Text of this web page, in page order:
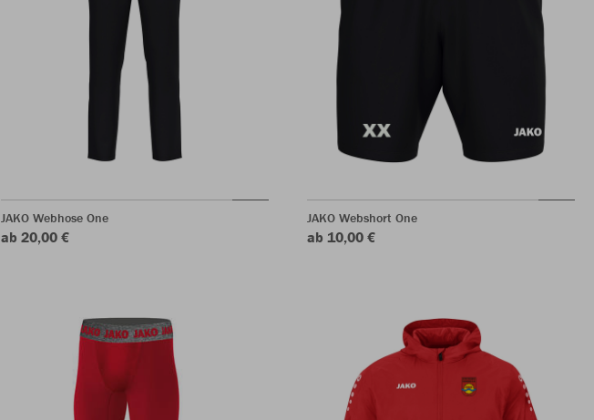
JAKO Webhose One
ab 20,00 €
JAKO Webshort One
ab 10,00 €